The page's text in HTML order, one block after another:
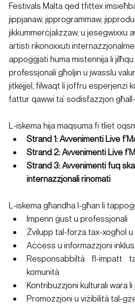
Festivals Malta qed tfittex
jippjanaw, jipprogrammaw,
jikkummerċjalizzaw, u jesegwixxu
artisti rikonoxxuti
appoġġjati huma mistennija li
professjonali għoljin u jwasslu
jitkejjel, filwaqt li joffru esperjenzi
fattur qawwi ta’ sodisfazzjon
L-iskema hija maqsuma fi tliet
Strand 1: Avvenimenti Live
Strand 2: Avvenimenti Live
Strand 3: Avvenimenti fuq
internazzjonali rinomati
L-iskema għandha l-għan li
Impenn ġust u professjonali
Żvilupp tal-forza tax-xogħol u
Aċċess u informazzjoni
Responsabbiltà fl-impatt
komunità
Kontribuzzjoni kulturali wara li
Promozzjoni u viżibilità tal-